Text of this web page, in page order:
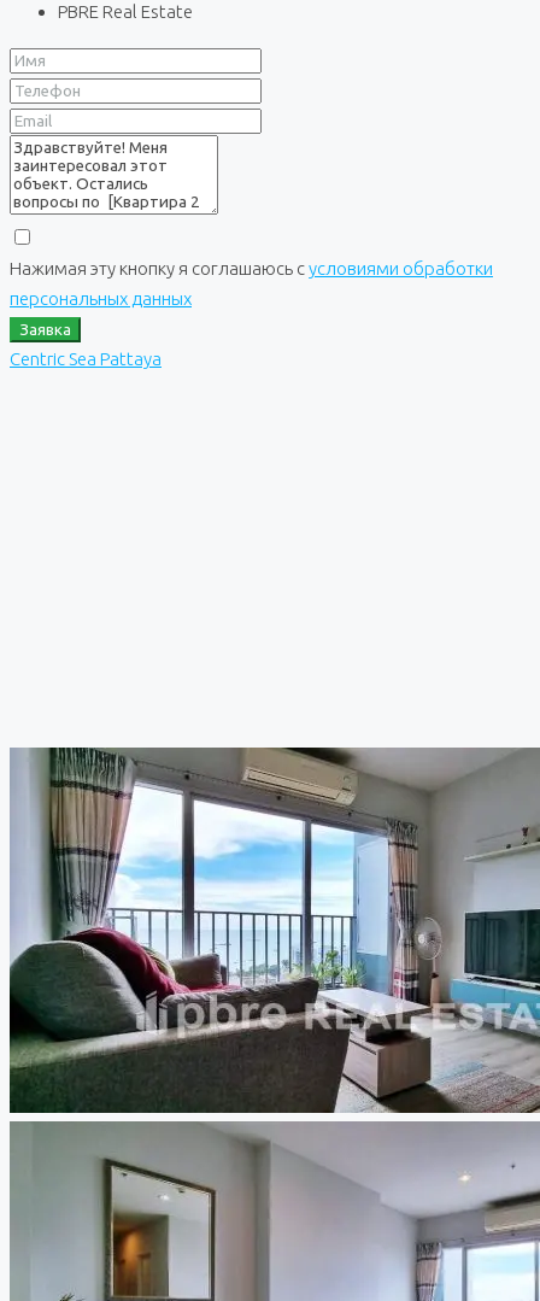
PBRE Real Estate
Нажимая эту кнопку я соглашаюсь сусловиями обработки
персональных данных
Заявка
Centric Sea Pattaya